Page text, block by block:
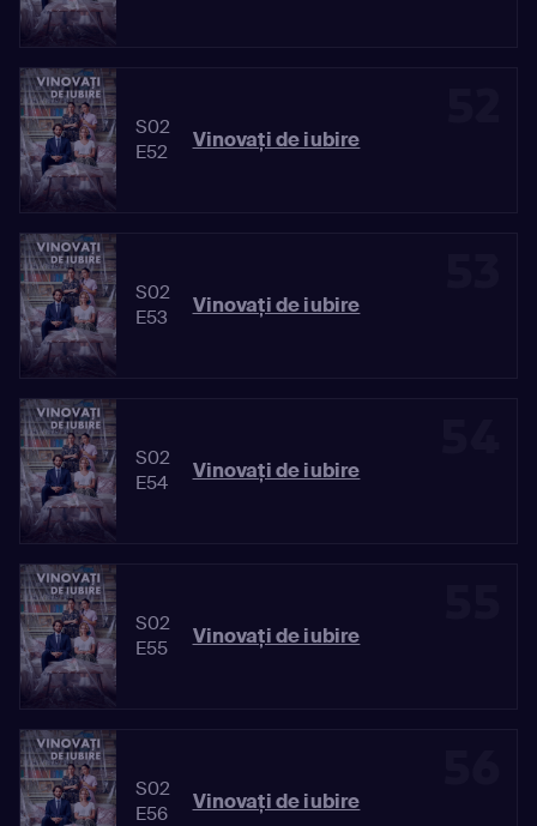
S02
E52
Vinovaţi de iubire
S02
E53
Vinovaţi de iubire
S02
E54
Vinovaţi de iubire
S02
E55
Vinovaţi de iubire
S02
E56
Vinovaţi de iubire